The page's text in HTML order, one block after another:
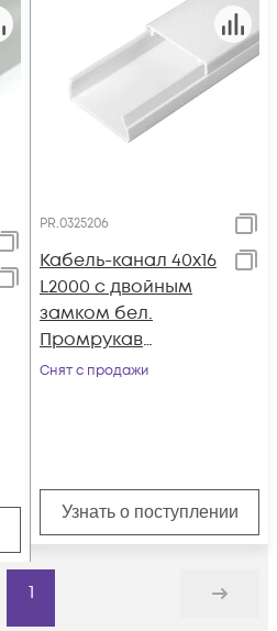
PR.0325206
Кабель-канал 40х16
L2000 с двойным
замком бел.
Промрукав
PR.0325206
Снят с продажи
Узнать о поступлении
1
Дальше